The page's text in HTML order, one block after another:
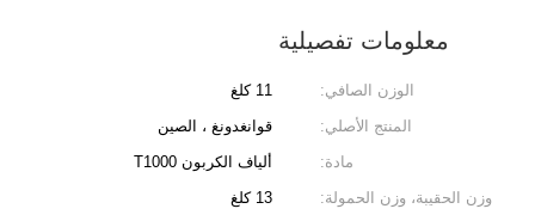
معلومات تفصيلية
الوزن الصافي: 11 كلغ
المنتج الأصلي:
قوانغدونغ ، الصين
مادة:
ألياف الكربون T1000
وزن الحقيبة، وزن الحمولة:
13 كلغ